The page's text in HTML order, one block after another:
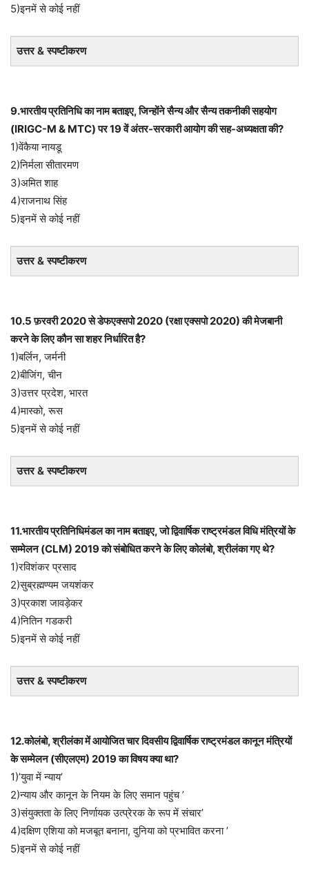
5)इनमें से कोई नहीं
उत्तर & स्पष्टीकरण
9.भारतीय प्रतिनिधि का नाम बताइए, जिन्होंने सैन्य और सैन्य तकनीकी सहयोग
(IRIGC-M & MTC) पर 19 वें अंतर-सरकारी आयोग की सह-अध्यक्षता की?
1)वेंकैया नायडू
2)निर्मला सीतारमण
3)अमित शाह
4)राजनाथ सिंह
5)इनमें से कोई नहीं
उत्तर & स्पष्टीकरण
10.5 फ़रवरी 2020 से डेफएक्सपो 2020 (रक्षा एक्सपो 2020) की मेजबानी
करने के लिए कौन सा शहर निर्धारित है?
1)बर्लिन, जर्मनी
2)बीजिंग, चीन
3)उत्तर प्रदेश, भारत
4)मास्को, रूस
5)इनमें से कोई नहीं
उत्तर & स्पष्टीकरण
11.भारतीय प्रतिनिधिमंडल का नाम बताइए, जो द्विवार्षिक राष्ट्रमंडल विधि मंत्रियों के
सम्मेलन (CLM) 2019 को संबोधित करने के लिए कोलंबो, श्रीलंका गए थे?
1)रविशंकर प्रसाद
2)सुब्रह्मण्यम जयशंकर
3)प्रकाश जावड़ेकर
4)नितिन गडकरी
5)इनमें से कोई नहीं
उत्तर & स्पष्टीकरण
12.कोलंबो, श्रीलंका में आयोजित चार दिवसीय द्विवार्षिक राष्ट्रमंडल कानून मंत्रियों
के सम्मेलन (सीएलएम) 2019 का विषय क्या था?
1)’युवा में न्याय’
2)न्याय और कानून के नियम के लिए समान पहुंच ’
3)संयुक्तता के लिए निर्णायक उत्प्रेरक के रूप में संचार’
4)दक्षिण एशिया को मजबूत बनाना, दुनिया को प्रभावित करना ’
5)इनमें से कोई नहीं